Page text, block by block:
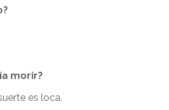
morir?
es loca.